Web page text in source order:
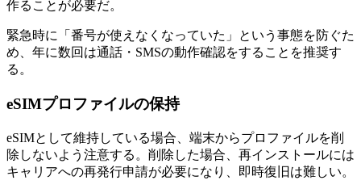
作ることが必要だ。
緊急時に「番号が使えなくなっていた」という事態を防ぐた
め、年に数回は通話・SMSの動作確認をすることを推奨す
る。
eSIMプロファイルの保持
eSIMとして維持している場合、端末からプロファイルを削
除しないよう注意する。削除した場合、再インストールには
キャリアへの再発行申請が必要になり、即時復旧は難しい。